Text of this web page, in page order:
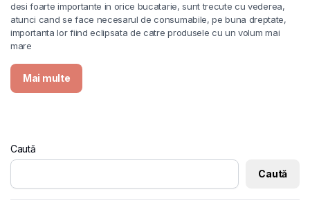
desi foarte importante in orice bucatarie, sunt trecute cu vederea,
atunci cand se face necesarul de consumabile, pe buna dreptate,
importanta lor fiind eclipsata de catre produsele cu un volum mai
mare
Mai multe
Caută
Caută